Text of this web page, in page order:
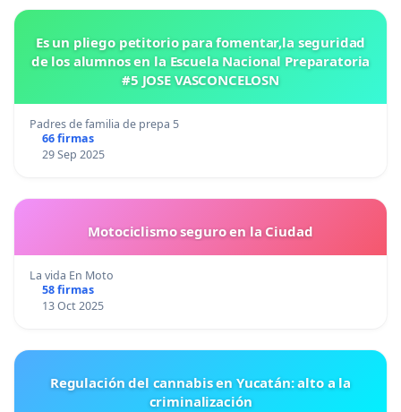
Es un pliego petitorio para fomentar,la seguridad
de los alumnos en la Escuela Nacional Preparatoria
#5 JOSE VASCONCELOSN
Padres de familia de prepa 5
66 firmas
29 Sep 2025
Motociclismo seguro en la Ciudad
La vida En Moto
58 firmas
13 Oct 2025
Regulación del cannabis en Yucatán: alto a la
criminalización